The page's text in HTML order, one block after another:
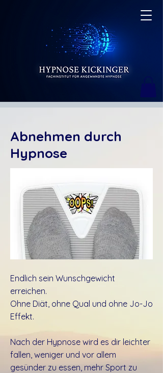
Abnehmen durch
Hypnose
Endlich sein Wunschgewicht
erreichen.
Ohne Diät, ohne Qual und ohne Jo-Jo
Effekt.
Nach der Hypnose wird es dir leichter
fallen, weniger und vor allem
gesünder zu essen, mehr Sport zu